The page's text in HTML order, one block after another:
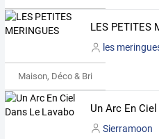
les
Maison, Déco & Bricolage
Sierramoon